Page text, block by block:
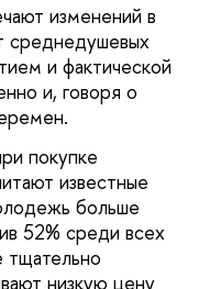
изменений в
среднедушевых
и фактической
и, говоря о
покупке
известные
больше
52% среди всех
тщательно
низкую цену